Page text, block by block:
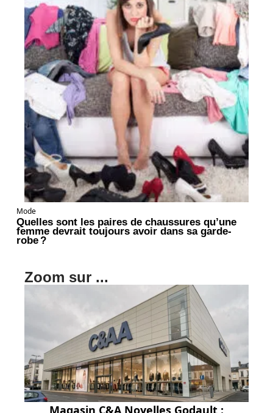
Mode
Quelles sont les paires de chaussures qu’une
femme devrait toujours avoir dans sa garde-
robe ?
Zoom sur ...
Magasin C&A Noyelles Godault :